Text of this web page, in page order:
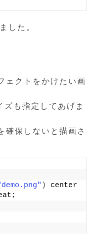
した。
クトをかけたい画
も指定してあげま
保しないと描画さ
)
center